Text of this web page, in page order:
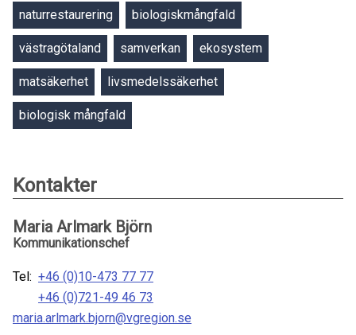
naturrestaurering biologiskmångfald
västragötaland samverkan ekosystem
matsäkerhet livsmedelssäkerhet
biologisk mångfald
Kontakter
Maria Arlmark Björn
Kommunikationschef
Tel: +46 (0)10-473 77 77
+46 (0)721-49 46 73
maria.arlmark.bjorn@vgregion.se